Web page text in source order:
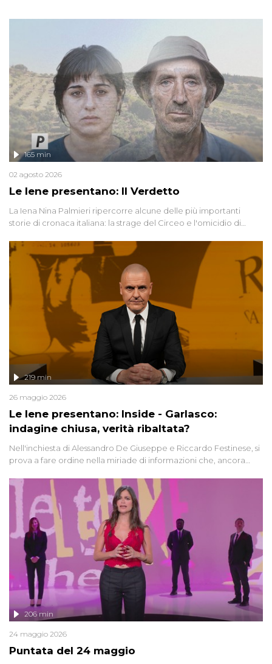
Le Iene presentano: Il Verdetto
165 min
02 agosto 2026
La Iena Nina Palmieri ripercorre alcune delle più importanti
storie di cronaca italiana: la strage del Circeo e l'omicidio di
Le Iene presentano: Inside - Garlasco:
indagine chiusa, verità ribaltata?
219 min
26 maggio 2026
Nell'inchiesta di Alessandro De Giuseppe e Riccardo Festinese, si
prova a fare ordine nella miriade di informazioni che, ancora
giudiziarie più discusse degli ultimi anni. Lo speciale ricostruisce la
vicenda mettendo in fila testimonianze, errori, dettagli
controversi e i protagonisti di un'indagine che sembra non avere
fine.
Puntata del 24 maggio
206 min
24 maggio 2026